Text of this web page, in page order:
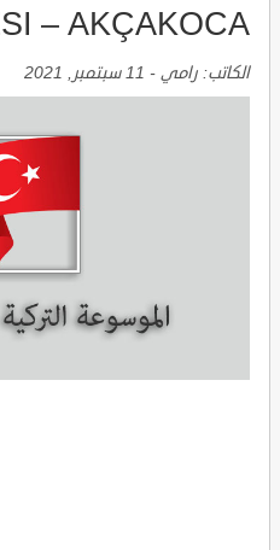
– AKÇAKOCA
الكاتب: رامي - 11 سبتمبر, 2021